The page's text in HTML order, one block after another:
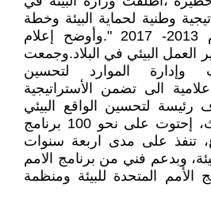
وطنية لحماية البيئة وخطة
العمل التنفيذية للاعوام 2013- 2017 ".وأوضح إعلام
العمل البيئي في البلاد.وجمعت
وإدارة الموارد لتحسين
الى تضمن الأستراتيجية
10 أهداف رئيسة لتحسين الواقع البيئي
والتقليل من حدة التلوث، إحتوت على نحو 100 برنامج
200 مشروع، تنفذ على مدى اربعة سنوات
وبدعم فني من برنامج الامم
الأمم المتحدة للبيئة ومنظمة